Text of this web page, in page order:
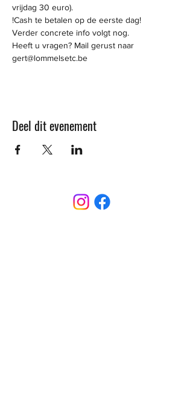
vrijdag 30 euro).
!Cash te betalen op de eerste dag!
Verder concrete info volgt nog.
Heeft u vragen? Mail gerust naar
gert@lommelsetc.be
Deel dit evenement